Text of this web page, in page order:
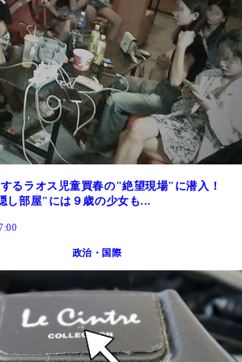
するラオス児童買春の"絶望現場"に潜入！
し部屋"には９歳の少女も...
政治・国際